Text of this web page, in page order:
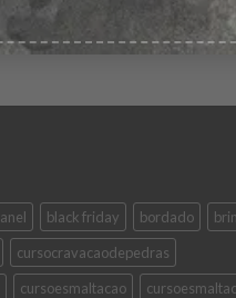
anel black friday bordado
cursocravacaodepedras
cursoesmaltacao